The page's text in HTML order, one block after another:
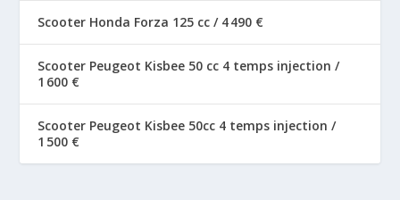
Scooter Honda Forza 125 cc / 4 490 €
Scooter Peugeot Kisbee 50 cc 4 temps injection /
1 600 €
Scooter Peugeot Kisbee 50cc 4 temps injection /
1 500 €